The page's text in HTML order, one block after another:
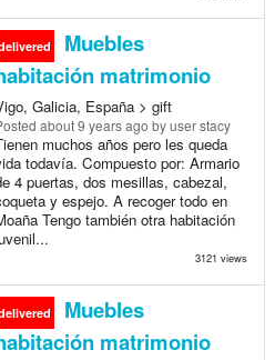
Muebles
matrimonio
Galicia, España > gift
about 9 years ago by user stacy
muchos años pero les queda
todavía. Compuesto por: Armario
4 puertas, dos mesillas, cabezal,
y espejo. A recoger todo en
Tengo también otra habitación
3121 views
Muebles
matrimonio